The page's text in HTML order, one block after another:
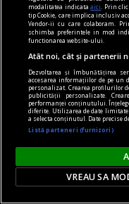
să renunțe la
Tot mai mulți
muncă full remote
companiile revin
prezența
modalitatea indicataaici
. Prin
tip Cookie, care implica inclusiv
Vendor-ii cu care colaboram.
schimba preferintele in mod
functionarea website-ului.
Atât noi, cât și partenerii
Dezvoltarea și îmbunătățirea
accesarea informațiilor de pe
personalizat. Crearea profilurilor
publicității personalizate.
performanței conținutului.
diferite. Utilizarea de date
a selecta conținutul. Date precise
Listă parteneri (furnizori)
VREAU SA